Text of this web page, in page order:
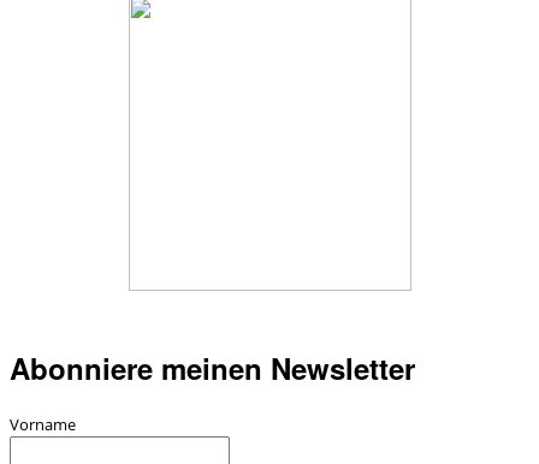
Abonniere meinen Newsletter
Vorname